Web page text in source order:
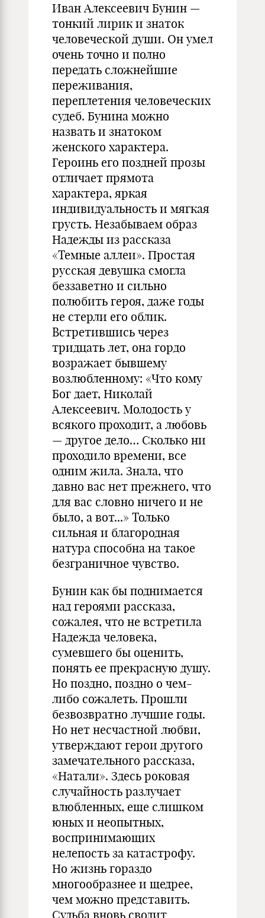
Иван Алексеевич Бунин —
тонкий лирик и знаток
человеческой души. Он умел
очень точно и полно
передать сложнейшие
переживания,
переплетения человеческих
судеб. Бунина можно
назвать и знатоком
женского характера.
Героинь его поздней прозы
отличает прямота
характера, яркая
индивидуальность и мягкая
грусть. Незабываем образ
Надежды из рассказа
«Темные аллеи». Простая
русская девушка смогла
беззаветно и сильно
полюбить героя, даже годы
не стерли его облик.
Встретившись через
тридцать лет, она гордо
возражает бывшему
возлюбленному: «Что кому
Бог дает, Николай
Алексеевич. Молодость у
всякого проходит, а любовь
— другое дело… Сколько ни
проходило времени, все
одним жила. Знала, что
давно вас нет прежнего, что
для вас словно ничего и не
было, а вот...» Только
сильная и благородная
натура способна на такое
безграничное чувство.
Бунин как бы поднимается
над героями рассказа,
сожалея, что не встретила
Надежда человека,
сумевшего бы оценить,
понять ее прекрасную душу.
Но поздно, поздно о чем-
либо сожалеть. Прошли
безвозвратно лучшие годы.
Но нет несчастной любви,
утверждают герои другого
замечательного рассказа,
«Натали». Здесь роковая
случайность разлучает
влюбленных, еще слишком
юных и неопытных,
воспринимающих
нелепость за катастрофу.
Но жизнь гораздо
многообразнее и щедрее,
чем можно представить.
Судьба вновь сводит